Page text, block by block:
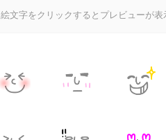
絵文字をクリックするとプレビューが表